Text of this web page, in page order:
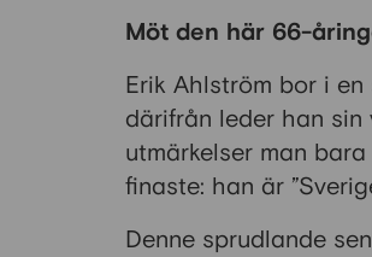
Möt den här 66-
Erik Ahlström bor i
därifrån leder han
utmärkelser man
finaste: han är
Denne sprudlande